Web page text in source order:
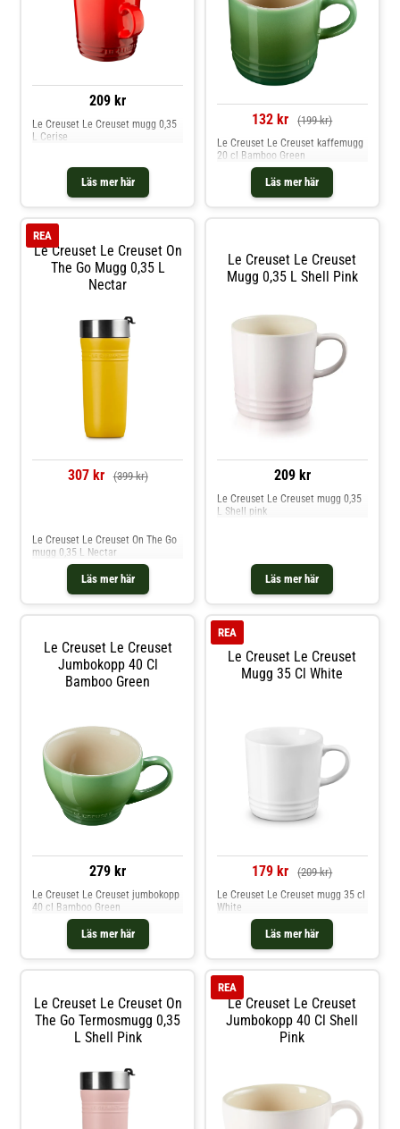
Dot Award for Product Design
2025.Om muggen från Le Creuset-
Rymmer 350 ml.-
Dubbelväggsisolering som håller
drycken varm längre.-
Enhandsgrepp med smart
öppningssystem.- Läckagesäkert
stål.- Red Dot Award for Product
Termosmuggar och mer Muggar &
Koppar hos Royal Design.
209 kr
Läs mer här
Le Creuset Le Creuset mugg 0,35
L Cerise
132 kr (199 kr)
Läs mer här
Le Creuset Le Creuset kaffemugg
20 cl Bamboo Green
Le Creuset Le Creuset On
The Go Mugg 0,35 L
Nectar
REA
307 kr (399 kr)
Läs mer här
Le Creuset Le Creuset On The Go
mugg 0,35 L Nectar
Le Creuset Le Creuset
Mugg 0,35 L Shell Pink
209 kr
Läs mer här
Le Creuset Le Creuset mugg 0,35
L Shell pink
Le Creuset Le Creuset
Jumbokopp 40 Cl
Bamboo Green
279 kr
Läs mer här
Le Creuset Le Creuset jumbokopp
40 cl Bamboo Green
Le Creuset Le Creuset
Mugg 35 Cl White
REA
179 kr (209 kr)
Läs mer här
Le Creuset Le Creuset mugg 35 cl
White
Le Creuset Le Creuset On
The Go Termosmugg 0,35
L Shell Pink
Le Creuset Le Creuset
Jumbokopp 40 Cl Shell
Pink
REA